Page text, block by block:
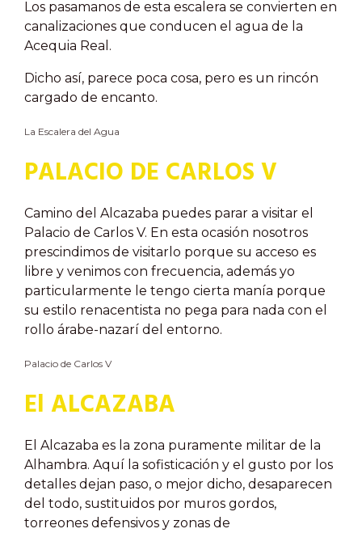
Los pasamanos de esta escalera se convierten en
canalizaciones que conducen el agua de la
Acequia Real.
Dicho así, parece poca cosa, pero es un rincón
cargado de encanto.
La Escalera del Agua
PALACIO DE CARLOS V
Camino del Alcazaba puedes parar a visitar el
Palacio de Carlos V. En esta ocasión nosotros
prescindimos de visitarlo porque su acceso es
libre y venimos con frecuencia, además yo
particularmente le tengo cierta manía porque
su estilo renacentista no pega para nada con el
rollo árabe-nazarí del entorno.
Palacio de Carlos V
El ALCAZABA
El Alcazaba es la zona puramente militar de la
Alhambra. Aquí la sofisticación y el gusto por los
detalles dejan paso, o mejor dicho, desaparecen
del todo, sustituidos por muros gordos,
torreones defensivos y zonas de